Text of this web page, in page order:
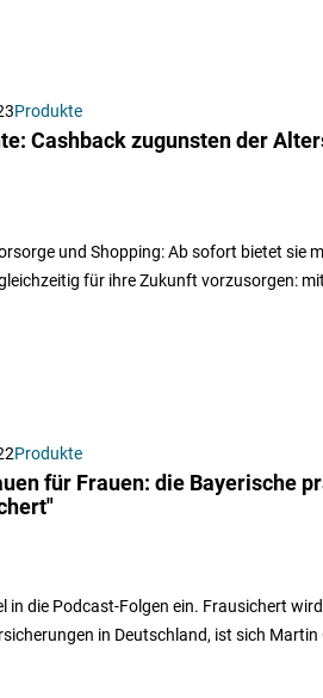
Produkte
Cashback zugunsten der
und Shopping: Ab sofort bietet sie
für ihre Zukunft vorzusorgen:
Produkte
für Frauen: die Bayerische
in die Podcast-Folgen ein. Frausichert
in Deutschland, ist sich Martin